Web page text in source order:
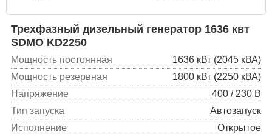
Трехфазный дизельный генератор 1636 квт
SDMO KD2250
Мощность постоянная
1636 кВт (2045 кВА)
Мощность резервная
1800 кВт (2250 кВА)
Напряжение
400 / 230 В
Тип запуска
Автозапуск
Исполнение
Открытое